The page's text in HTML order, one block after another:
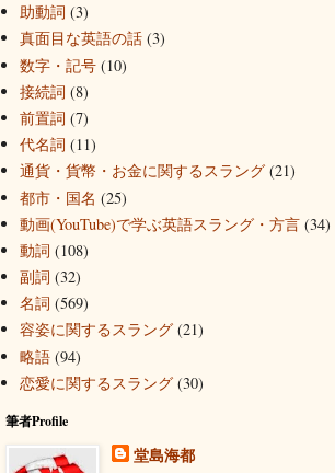
助動詞 (3)
真面目な英語の話 (3)
数字・記号 (10)
接続詞 (8)
前置詞 (7)
代名詞 (11)
通貨・貨幣・お金に関するスラング (21)
都市・国名 (25)
動画(YouTube)で学ぶ英語スラング・方言 (34)
動詞 (108)
副詞 (32)
名詞 (569)
容姿に関するスラング (21)
略語 (94)
恋愛に関するスラング (30)
筆者Profile
堂島海都